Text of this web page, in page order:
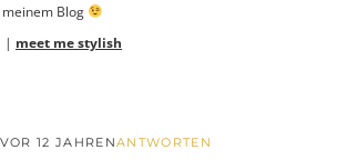
Blog
| meet me stylish
VOR 12 JAHRENANTWORTEN